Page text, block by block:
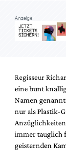
Anzeige
Regisseur
eine bunt
Namen
nur als Plastik-
immer tauglich
geisternden